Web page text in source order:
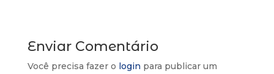
Enviar Comentário
Você precisa fazer o login para publicar um